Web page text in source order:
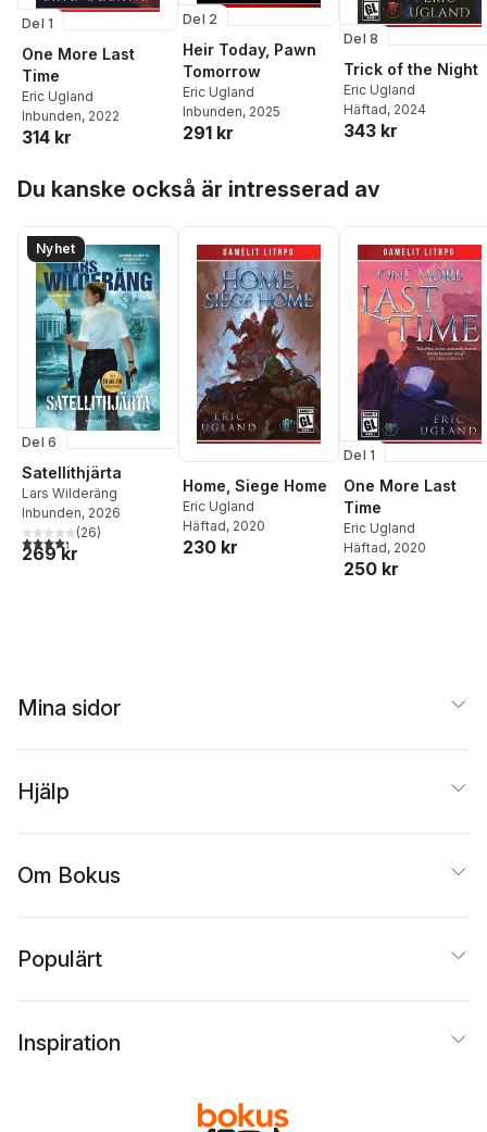
Del 1
One More Last
Time
Eric Ugland
Inbunden, 2022
314 kr
Del 2
Heir Today, Pawn
Tomorrow
Eric Ugland
Inbunden, 2025
291 kr
Del 8
Trick of the Night
Eric Ugland
Häftad, 2024
343 kr
Du kanske också är intresserad av
Nyhet
Del 6
Satellithjärta
Lars Wilderäng
Inbunden, 2026
4,3utav 5 stjärnor. Totalt antal röster:
(26)
269 kr
Home, Siege Home
Eric Ugland
Häftad, 2020
230 kr
Del 1
One More Last
Time
Eric Ugland
Häftad, 2020
250 kr
Mina sidor
Hjälp
Om Bokus
Populärt
Inspiration